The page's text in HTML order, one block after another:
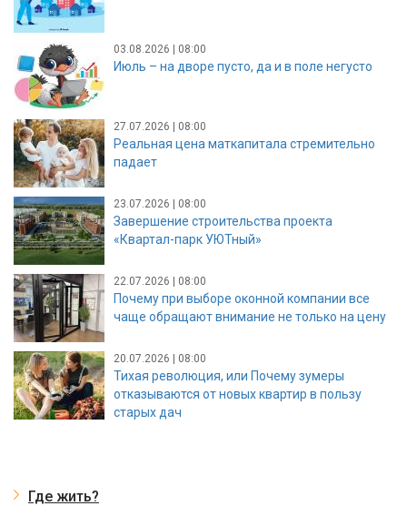
03.08.2026 | 08:00
Июль – на дворе пусто, да и в поле негусто
27.07.2026 | 08:00
Реальная цена маткапитала стремительно
падает
23.07.2026 | 08:00
Завершение строительства проекта
«Квартал-парк УЮТный»
22.07.2026 | 08:00
Почему при выборе оконной компании все
чаще обращают внимание не только на цену
20.07.2026 | 08:00
Тихая революция, или Почему зумеры
отказываются от новых квартир в пользу
старых дач
Где жить?